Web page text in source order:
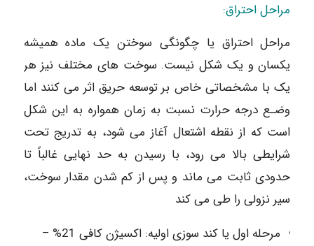
مراحل احتراق:
مراحل احتراق یا چگونگی سوختن یک ماده همیشه
یکسان و یک شکل نیست. سوخت های مختلف نیز هر
یک با مشخصاتی خاص بر توسعه حریق اثر می کنند اما
وضـع درجه حرارت نسبت به زمان همواره به این شکل
است که از نقطه اشتعال آغاز می شود، به تدریج تحت
شرایطی بالا می رود، با رسیدن به حد نهایی غالباً تا
حدودی ثابت می ماند و پس از کم شدن مقدار سوخت،
سیر نزولی را طی می کند
مرحله اول یا کند سوزی اولیه: اکسیژن کافی 21% –